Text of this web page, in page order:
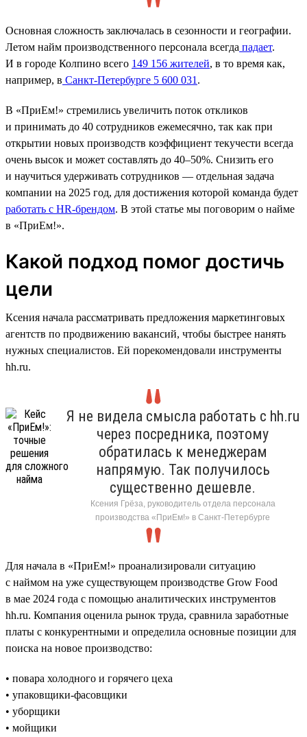
Основная сложность заключалась в сезонности и географии.
Летом найм производственного персонала всегда падает.
И в городе Колпино всего 149 156 жителей, в то время как,
например, в Санкт-Петербурге 5 600 031 .
В «ПриЕм!» стремились увеличить поток откликов
и принимать до 40 сотрудников ежемесячно, так как при
открытии новых производств коэффициент текучести всегда
очень высок и может составлять до 40–50%. Снизить его
и научиться удерживать сотрудников — отдельная задача
компании на 2025 год, для достижения которой команда будет
работать с HR-брендом. В этой статье мы поговорим о найме
в «ПриЕм!».
Какой подход помог достичь
цели
Ксения начала рассматривать предложения маркетинговых
агентств по продвижению вакансий, чтобы быстрее нанять
нужных специалистов. Ей порекомендовали инструменты
hh.ru.
Я не видела смысла работать с hh.ru
через посредника, поэтому
обратилась к менеджерам
напрямую. Так получилось
существенно дешевле.
Ксения Грёза, руководитель отдела персонала
производства «ПриЕм!» в Санкт-Петербурге
Для начала в «ПриЕм!» проанализировали ситуацию
с наймом на уже существующем производстве Grow Food
в мае 2024 года с помощью аналитических инструментов
hh.ru. Компания оценила рынок труда, сравнила заработные
платы с конкурентными и определила основные позиции для
поиска на новое производство:
• повара холодного и горячего цеха
• упаковщики-фасовщики
• уборщики
• мойщики